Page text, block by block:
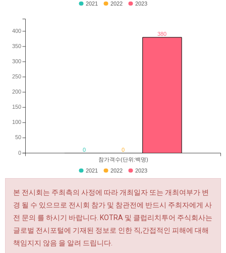
2021 2022 2023
0 0
380
참가객수(단위:백명)
0
50
100
150
200
250
300
350
400
2021 2022 2023
본 전시회는 주최측의 사정에 따라 개최일자 또는 개최여부가 변
경 될 수 있으므로 전시회 참가 및 참관전에 반드시 주최자에게 사
전 문의 를 하시기 바랍니다. KOTRA 및 클럽리치투어 주식회사는
글로벌 전시포털에 기재된 정보로 인한 직,간접적인 피해에 대해
책임지지 않음 을 알려 드립니다.